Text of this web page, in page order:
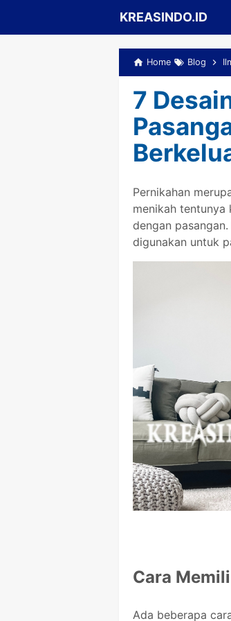
KREASINDO.ID
Home Blog
7
Pernikahan
menikah tentunya
dengan
digunakan untuk
Cara
Ada beberapa